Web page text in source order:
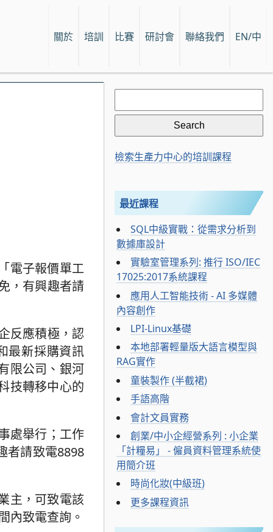
關於 培訓 比賽 研討會 聯絡我們 EN/中
電子報價單工
，有興趣者請
反應積極，認
最新採購資訊
限公司、銀河
技轉移中心的
處舉行；工作
者請致電8898
主，可致電該
內致電查詢。
Search
for:
檢索生產力中心的培訓課程
最近課程
SQL中級實戰：從需求分析到
數據庫設計
實驗室管理系列: 推行 ISO/IEC
17025:2017系統課程
應用人工智能技術 - AI 多媒體
內容創作
LPI-Linux基礎
本地部署輕量版大語言模型與
RAG實作
童裝製作 (半截裙)
手語高階
會計文員實務
創業/中小企經營系列 : 小企業
「計糧易」 - 僱員資料管理系統使
用簡介班
時尚化妝(中級班)
更多課程資訊